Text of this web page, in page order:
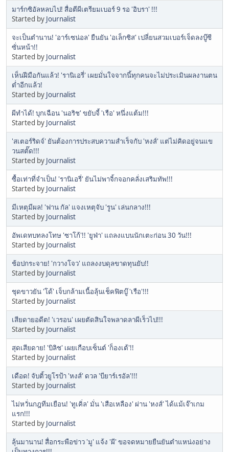
มาร์กซิอัลหลบไป! สื่อตีผีเตรียมเบอร์ 9 รอ 'อิบรา' !!!
Started by Journalist
จะเป็นตำนาน! 'อาร์เซน่อล' ยืนยัน 'อเล็กซิส' เปลี่ยนสวมเบอร์เจ็ดลงบู๊ซี
ซั่นหน้า!!
Started by Journalist
เห็นฝีมือกันแล้ว! 'รานิเอรี่' เผยมั่นใจจากนี้ทุกคนจะไม่ประเมินผลงานตน
ต่ำอีกแล้ว!
Started by Journalist
ผีทำได้! บุกเฉือน 'นอริช' ขยับจี้ 'เรือ' หนึ่งแต้ม!!!
Started by Journalist
'สเตอร์ริดจ์' ยันต้องการประสบความสำเร็จกับ 'หงส์' แต่ไม่คิดอยู่จนแข
วนสตั๊ด!!!
Started by Journalist
ซื้อเท่าที่จำเป็น! 'รานิเอรี่' ยันไม่พาจิ้กจอกคลั่งเสริมทัพ!!!
Started by Journalist
มีเหตุมีผล! 'ฟาน กัล' แจงเหตุจับ 'รูน' เล่นกลาง!!!
Started by Journalist
อัพเดทบทลงโทษ 'ซาโก้'!! 'ยูฟ่า' แถลงแบนนักเตะก่อน 30 วัน!!!
Started by Journalist
ช้อปกระจาย! 'กวางโจว' แถลงงบดุลขาดทุนยับ!!
Started by Journalist
ชุดขาวยัน 'โด้' เจ็บกล้ามเนื้อลุ้นเช็คฟิตบู๊ 'เรือ'!!!
Started by Journalist
เสียดายอดีต! 'เวรอน' เผยตัดสินใจพลาดลาผีเร็วไป!!!
Started by Journalist
สุดเสียดาย! 'บิลิช' เผยเกือบเซ็นต์ 'ก็องเต้'!!
Started by Journalist
เดือด! จับติ้วยูโรป้า 'หงส์' ดวล 'บียาร์เรอัล'!!!
Started by Journalist
ไม่หวั่นกฎทีมเยือน! 'ทูเคิ่ล' มั่น 'เสือเหลือง' ผ่าน 'หงส์' ได้แม้เจ๊าเกม
แรก!!!
Started by Journalist
ลุ้นมานาน! สื่อกระพือข่าว 'มู' แจ้ง 'ผี' ขอจดหมายยืนยันตำแหน่งอย่าง